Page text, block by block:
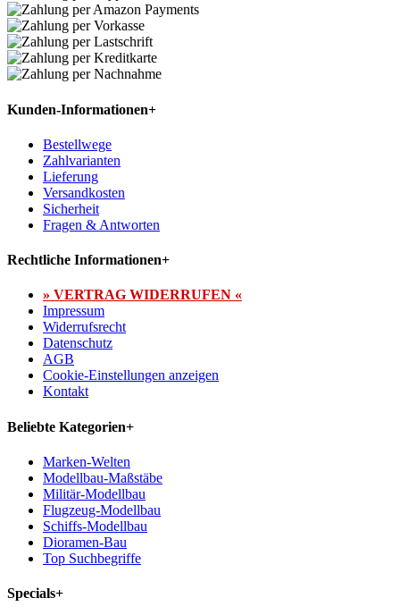
Kunden-Informationen+
Bestellwege
Zahlvarianten
Lieferung
Versandkosten
Sicherheit
Fragen & Antworten
Rechtliche Informationen+
» VERTRAG WIDERRUFEN «
Impressum
Widerrufsrecht
Datenschutz
AGB
Cookie-Einstellungen anzeigen
Kontakt
Beliebte Kategorien+
Marken-Welten
Modellbau-Maßstäbe
Militär-Modellbau
Flugzeug-Modellbau
Schiffs-Modellbau
Dioramen-Bau
Top Suchbegriffe
Specials+